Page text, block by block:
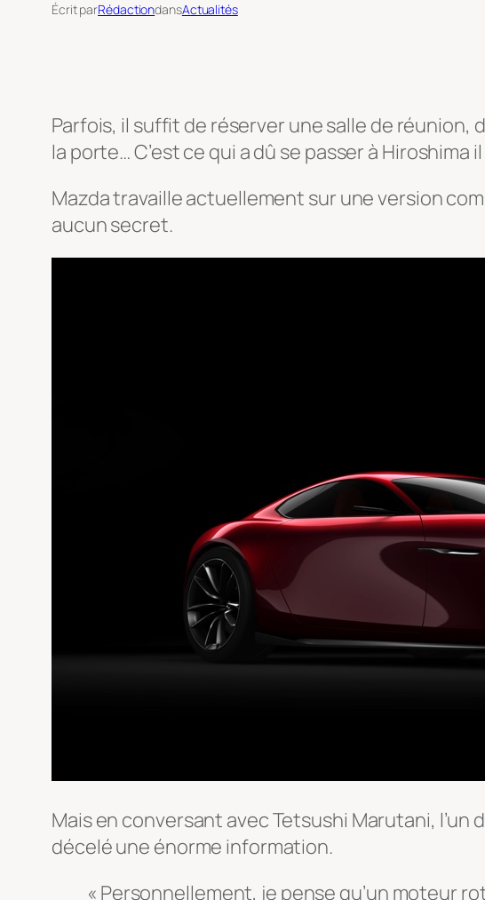
Écrit parRédactiondansActualités
Parfois, il suffit de réserver une salle de
la porte… C’est ce qui a dû se passer à Hiroshima
Mazda travaille actuellement sur une version
aucun secret.
Mais en conversant avec Tetsushi Marutani,
décelé une énorme information.
« Personnellement, je pense qu’un moteur